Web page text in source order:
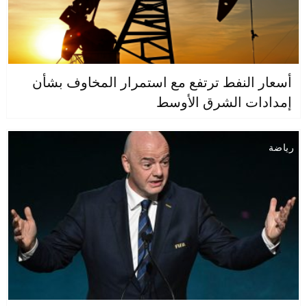
أسعار النفط ترتفع مع استمرار المخاوف بشأن
إمدادات الشرق الأوسط
رياضة